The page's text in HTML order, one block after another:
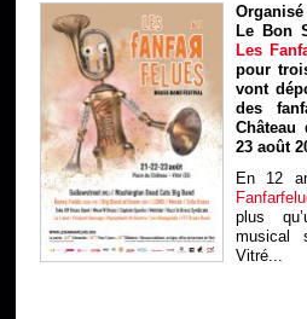
Le Bon
Les
pour
vont
des
23 août
En 12
plus
musical
Vitré...